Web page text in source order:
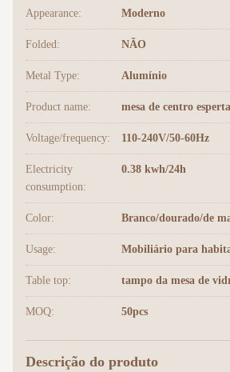
Appearance: Moderno
Folded: NÃO
Metal Type: Alumínio
Product name: mesa de centro esperta
Voltage/frequency: 110-240V/50-60Hz
Electricity
consumption:
0.38 kwh/24h
Color: Branco/dourado/de
Usage: Mobiliário para
Table top: tampo da mesa de
MOQ: 50pcs
Descrição do produto